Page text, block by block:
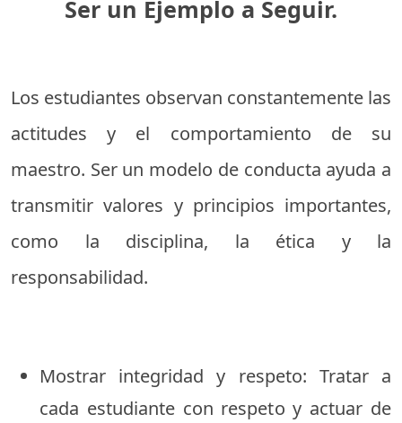
Ser un Ejemplo a Seguir.
Los estudiantes observan constantemente las
actitudes y el comportamiento de su
maestro. Ser un modelo de conducta ayuda a
transmitir valores y principios importantes,
como la disciplina, la ética y la
responsabilidad.
Mostrar integridad y respeto: Tratar a
cada estudiante con respeto y actuar de